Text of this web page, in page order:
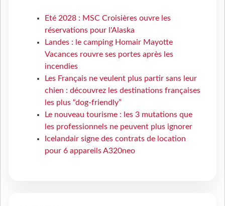
Eté 2028 : MSC Croisières ouvre les
réservations pour l'Alaska
Landes : le camping Homair Mayotte
Vacances rouvre ses portes après les
incendies
Les Français ne veulent plus partir sans leur
chien : découvrez les destinations françaises
les plus “dog-friendly”
Le nouveau tourisme : les 3 mutations que
les professionnels ne peuvent plus ignorer
Icelandair signe des contrats de location
pour 6 appareils A320neo